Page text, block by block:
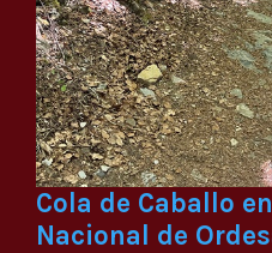
Cola de Caballo
Nacional de